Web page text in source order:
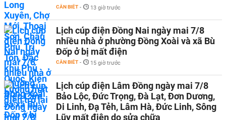
CẦN BIẾT - 13 giờ trước
Lịch cúp điện Đồng Nai ngày mai 7/8
nhiều nhà ở phường Đồng Xoài và xã Bù
Đốp ở bị mất điện
CẦN BIẾT - 15 giờ trước
Lịch cúp điện Lâm Đồng ngày mai 7/8
Bảo Lộc, Đức Trọng, Đà Lạt, Đơn Dương,
Di Linh, Đạ Tẻh, Lâm Hà, Đức Linh, Sông
Lũy mất điện do sửa chữa